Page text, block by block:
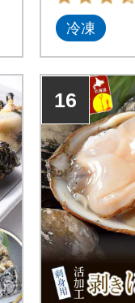
冷凍
16